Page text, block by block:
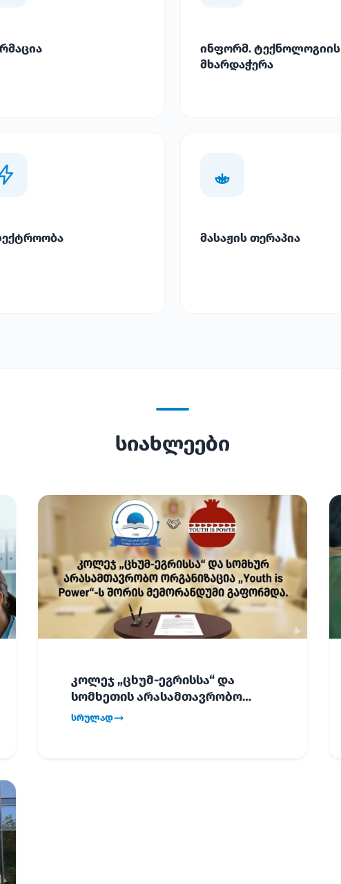
ინფორმ. ტექნოლოგიის
მხარდაჭერა
მასაჟის თერაპია
სიახლეები
კოლეჯ „ცხუმ-ეგრისსა“ და
სომხეთის არასამთავრობო
ორგანიზაცია „Youth is Power“-ს
სრულად